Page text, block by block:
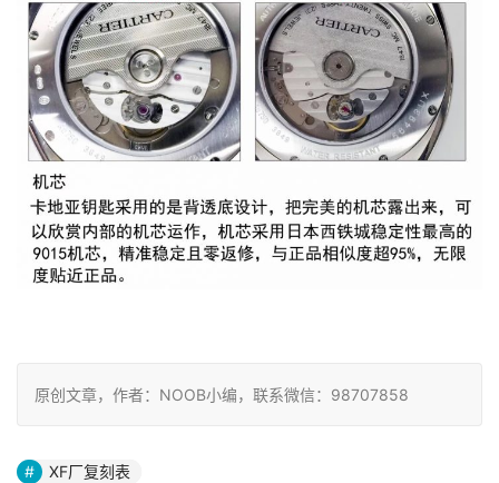
原创文章，作者：NOOB小编，联系微信：98707858
XF厂复刻表